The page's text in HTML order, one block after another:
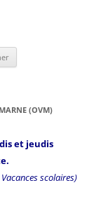
(OVM)
et jeudis
scolaires)